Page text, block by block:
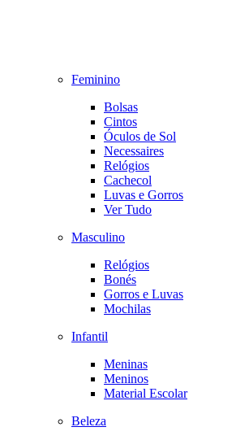
Feminino
Bolsas
Cintos
Óculos de Sol
Necessaires
Relógios
Cachecol
Luvas e Gorros
Ver Tudo
Masculino
Relógios
Bonés
Gorros e Luvas
Mochilas
Infantil
Meninas
Meninos
Material Escolar
Beleza